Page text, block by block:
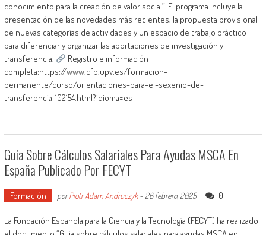
conocimiento para la creación de valor social”. El programa incluye la
presentación de las novedades más recientes, la propuesta provisional
de nuevas categorías de actividades y un espacio de trabajo práctico
para diferenciar y organizar las aportaciones de investigación y
transferencia.
Registro e información
completa:https://www.cfp.upv.es/formacion-
permanente/curso/orientaciones-para-el-sexenio-de-
transferencia_102154.html?idioma=es
Guía Sobre Cálculos Salariales Para Ayudas MSCA En
España Publicado Por FECYT
Formación porPiotr Adam Andruczyk-26 febrero, 2025 0
La Fundación Española para la Ciencia y la Tecnología (FECYT) ha realizado